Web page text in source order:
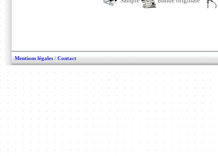
Mentions légales / Contact